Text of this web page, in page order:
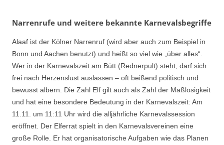
Narrenrufe und weitere bekannte Karnevalsbegriffe
Alaaf ist der Kölner Narrenruf (wird aber auch zum Beispiel in
Bonn und Aachen benutzt) und heißt so viel wie „über alles“.
Wer in der Karnevalszeit am Bütt (Rednerpult) steht, darf sich
frei nach Herzenslust auslassen – oft beißend politisch und
bewusst albern. Die Zahl Elf gilt auch als Zahl der Maßlosigkeit
und hat eine besondere Bedeutung in der Karnevalszeit: Am
11.11. um 11:11 Uhr wird die alljährliche Karnevalssession
eröffnet. Der Elferrat spielt in den Karnevalsvereinen eine
große Rolle. Er hat organisatorische Aufgaben wie das Planen